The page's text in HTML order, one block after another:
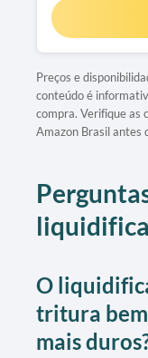
Preços e
conteúdo é
compra. Verifique as
Amazon Brasil antes
O
tritura
mais